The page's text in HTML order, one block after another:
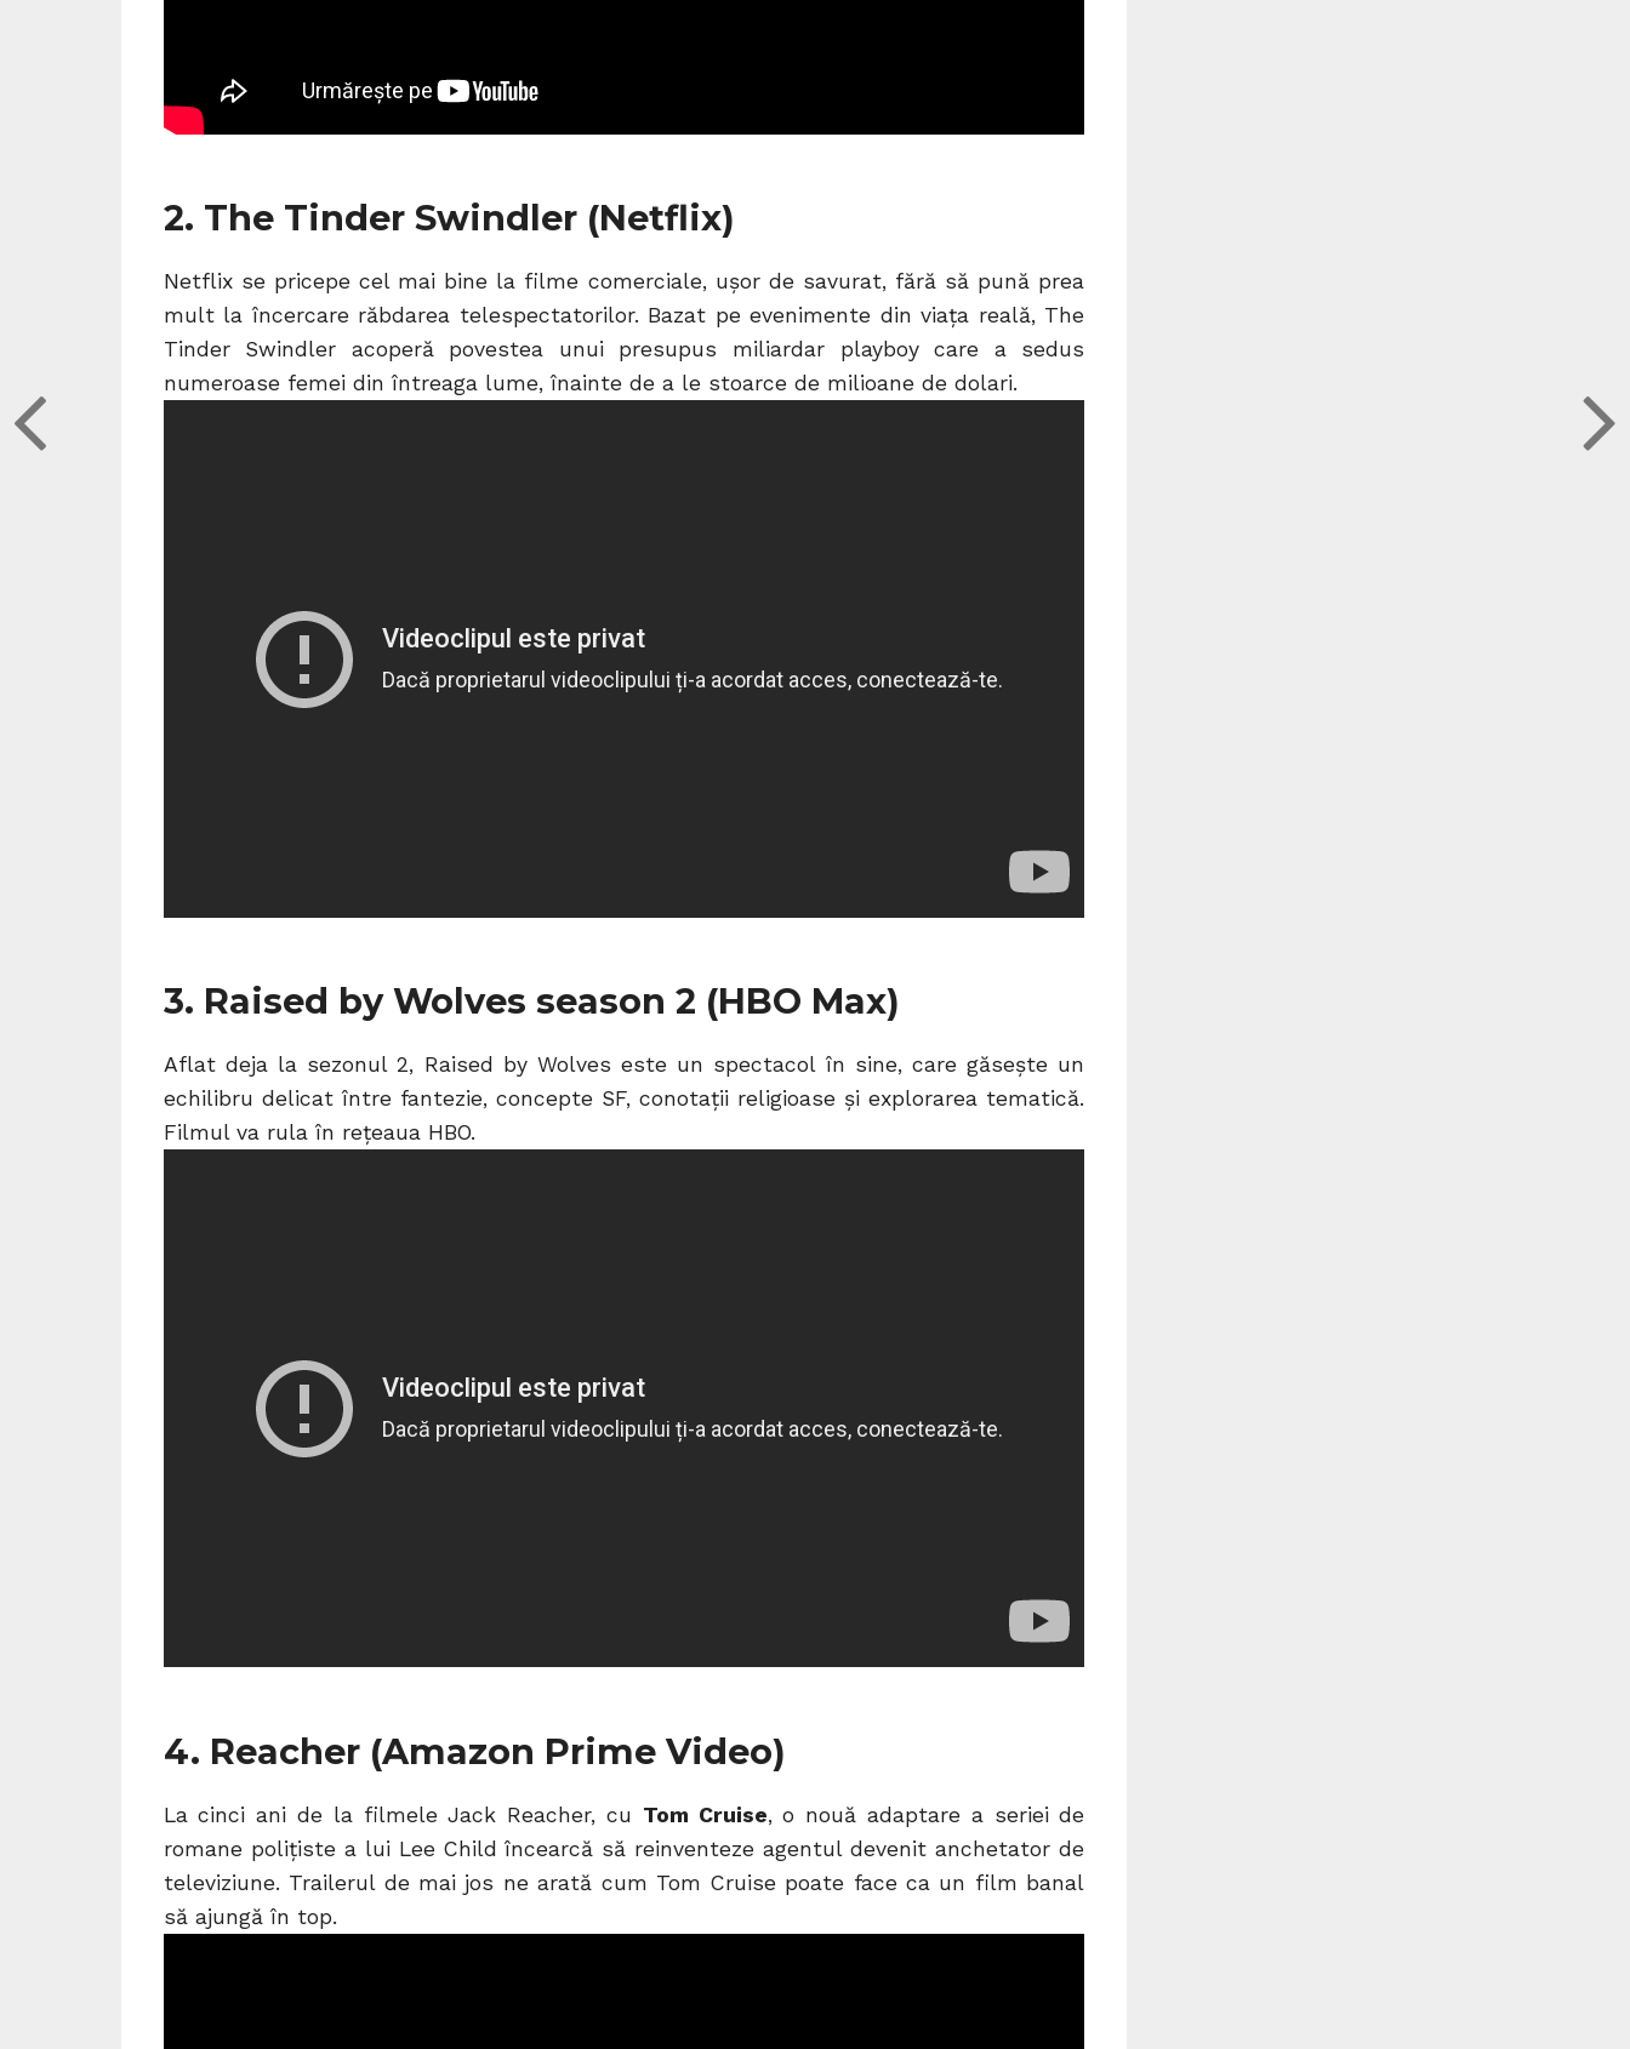
2. The Tinder Swindler (Netflix)
Netflix se pricepe cel mai bine la filme comerciale, ușor de savurat, fără să pună prea
mult la încercare răbdarea telespectatorilor. Bazat pe evenimente din viața reală, The
Tinder Swindler acoperă povestea unui presupus miliardar playboy care a sedus
numeroase femei din întreaga lume, înainte de a le stoarce de milioane de dolari.
3. Raised by Wolves season 2 (HBO Max)
Aflat deja la sezonul 2, Raised by Wolves este un spectacol în sine, care găsește un
echilibru delicat între fantezie, concepte SF, conotații religioase și explorarea tematică.
Filmul va rula în rețeaua HBO.
4. Reacher (Amazon Prime Video)
La cinci ani de la filmele Jack Reacher, cu Tom Cruise, o nouă adaptare a seriei de
romane polițiste a lui Lee Child încearcă să reinventeze agentul devenit anchetator de
televiziune. Trailerul de mai jos ne arată cum Tom Cruise poate face ca un film banal
să ajungă în top.